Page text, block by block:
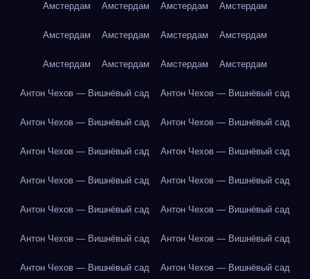
Амстердам Амстердам Амстердам Амстердам
Амстердам Амстердам Амстердам Амстердам
Амстердам Амстердам Амстердам Амстердам
Антон Чехов — Вишнёвый сад Антон Чехов — Вишнёвый сад
Антон Чехов — Вишнёвый сад Антон Чехов — Вишнёвый сад
Антон Чехов — Вишнёвый сад Антон Чехов — Вишнёвый сад
Антон Чехов — Вишнёвый сад Антон Чехов — Вишнёвый сад
Антон Чехов — Вишнёвый сад Антон Чехов — Вишнёвый сад
Антон Чехов — Вишнёвый сад Антон Чехов — Вишнёвый сад
Антон Чехов — Вишнёвый сад Антон Чехов — Вишнёвый сад